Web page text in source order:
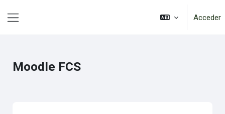
Acceder
Moodle FCS